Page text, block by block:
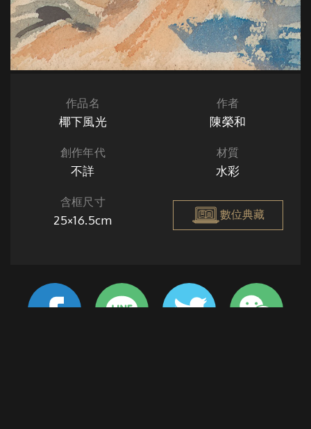
作品名
椰下風光
作者
陳榮和
創作年代
不詳
材質
水彩
含框尺寸
25×16.5cm 數位典藏